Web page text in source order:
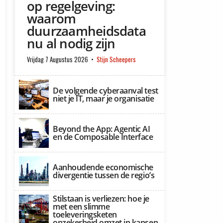
op regelgeving:
waarom
duurzaamheidsdata
nu al nodig zijn
Vrijdag 7 Augustus 2026 Stijn Scheepers
De volgende cyberaanval test
niet je IT, maar je organisatie
Beyond the App: Agentic AI
en de Composable Interface
Aanhoudende economische
divergentie tussen de regio’s
Stilstaan is verliezen: hoe je
met een slimme
toeleveringsketen